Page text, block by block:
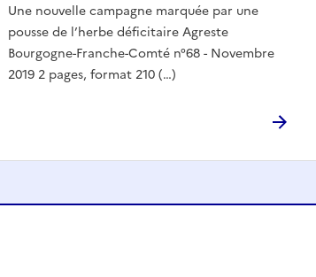
Une nouvelle campagne marquée par une
pousse de l’herbe déficitaire Agreste
Bourgogne-Franche-Comté n°68 - Novembre
2019 2 pages, format 210 (…)